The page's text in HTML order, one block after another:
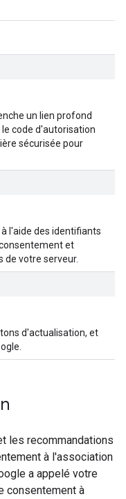
un lien profond
code d'autorisation
sécurisée pour
l'aide des identifiants
et
de votre serveur.
d'actualisation, et
les recommandations
à l'association
a appelé votre
consentement à